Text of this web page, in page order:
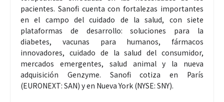
pacientes. Sanofi cuenta con fortalezas importantes
en el campo del cuidado de la salud, con siete
plataformas de desarrollo: soluciones para la
diabetes, vacunas para humanos, fármacos
innovadores, cuidado de la salud del consumidor,
mercados emergentes, salud animal y la nueva
adquisición Genzyme. Sanofi cotiza en París
(EURONEXT: SAN) y en Nueva York (NYSE: SNY).